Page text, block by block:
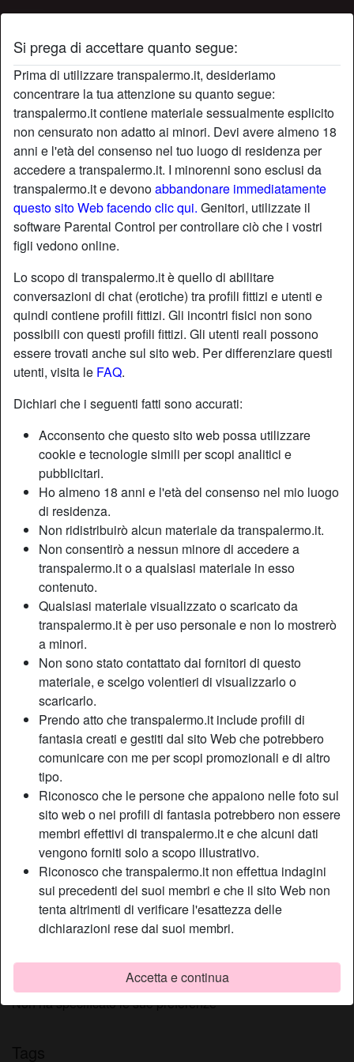
Si prega di accettare quanto segue:
Prima di utilizzare transpalermo.it, desideriamo
concentrare la tua attenzione su quanto segue:
transpalermo.it contiene materiale sessualmente esplicito
non censurato non adatto ai minori. Devi avere almeno 18
anni e l'età del consenso nel tuo luogo di residenza per
accedere a transpalermo.it. I minorenni sono esclusi da
transpalermo.it e devonoabbandonare immediatamente
questo sito Web facendo clic qui. Genitori, utilizzate il
software Parental Control per controllare ciò che i vostri
figli vedono online.
Lo scopo di transpalermo.it è quello di abilitare
conversazioni di chat (erotiche) tra profili fittizi e utenti e
quindi contiene profili fittizi. Gli incontri fisici non sono
possibili con questi profili fittizi. Gli utenti reali possono
essere trovati anche sul sito web. Per differenziare questi
utenti, visita le FAQ.
Dichiari che i seguenti fatti sono accurati:
Acconsento che questo sito web possa utilizzare
cookie e tecnologie simili per scopi analitici e
pubblicitari.
Ho almeno 18 anni e l'età del consenso nel mio luogo
di residenza.
Non ridistribuirò alcun materiale da transpalermo.it.
Non consentirò a nessun minore di accedere a
transpalermo.it o a qualsiasi materiale in esso
contenuto.
Qualsiasi materiale visualizzato o scaricato da
transpalermo.it è per uso personale e non lo mostrerò
a minori.
Non sono stato contattato dai fornitori di questo
materiale, e scelgo volentieri di visualizzarlo o
scaricarlo.
Prendo atto che transpalermo.it include profili di
fantasia creati e gestiti dal sito Web che potrebbero
comunicare con me per scopi promozionali e di altro
tipo.
Riconosco che le persone che appaiono nelle foto sul
sito web o nei profili di fantasia potrebbero non essere
membri effettivi di transpalermo.it e che alcuni dati
vengono forniti solo a scopo illustrativo.
Riconosco che transpalermo.it non effettua indagini
sui precedenti dei suoi membri e che il sito Web non
tenta altrimenti di verificare l'esattezza delle
dichiarazioni rese dai suoi membri.
Accetta e continua
Profilo di Cristtina
starAggiungi chatChatta adesso
Nickname:
Cristtina
Età:
40
Paese:
Provincia:
Catania
Sesso:
Shemale
Sessualità:
Relazione:
Single
Colore dei capelli:
Scuro
Colore degli occhi:
Depilata:
Sì
Fumatrice:
Sì
Descrizione
Non cerco particolari categorie di uomini, possono essere
giovani o maturi, di qualsiasi nazionalità, non importa. Ciò
che conta è la voglia di godere, di trascorrere momenti di
Non ha specificato le sue preferenze